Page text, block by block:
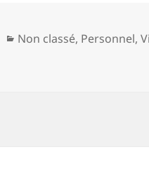
Catégories
Non classé, Personnel,
Cadavres exquis